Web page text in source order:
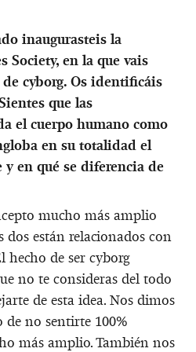
inaugurasteis la
Society, en la que vais
cyborg. Os identificáis
que las
el cuerpo humano como
en su totalidad el
y en qué se diferencia de
mucho más amplio
dos están relacionados con
hecho de ser cyborg
no te consideras del todo
de esta idea. Nos dimos
de no sentirte 100%
más amplio. También nos